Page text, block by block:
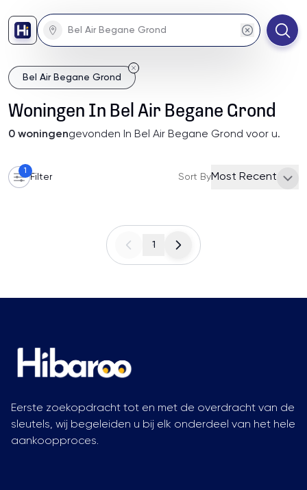
Bel Air Begane Grond
Woningen In Bel Air Begane Grond
0 woningengevonden In Bel Air Begane Grond voor u.
1
Filter Sort ByMost Recent
1
Eerste zoekopdracht tot en met de overdracht van de
sleutels, wij begeleiden u bij elk onderdeel van het hele
aankoopproces.